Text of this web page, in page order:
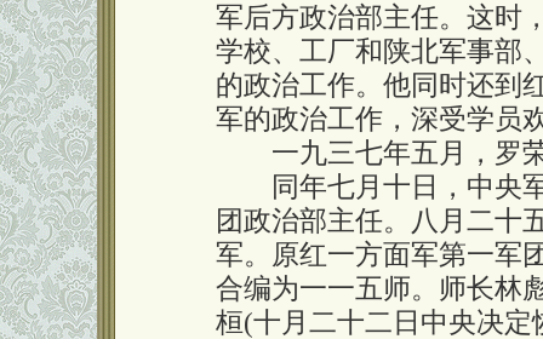
军后方政治部主任。这时
学校、工厂和陕北军事部
的政治工作。他同时还到
军的政治工作，深受学员
一九三七年五月，罗荣
同年七月十日，中央军
团政治部主任。八月二十
军。原红一方面军第一军
合编为一一五师。师长林
桓(十月二十二日中央决